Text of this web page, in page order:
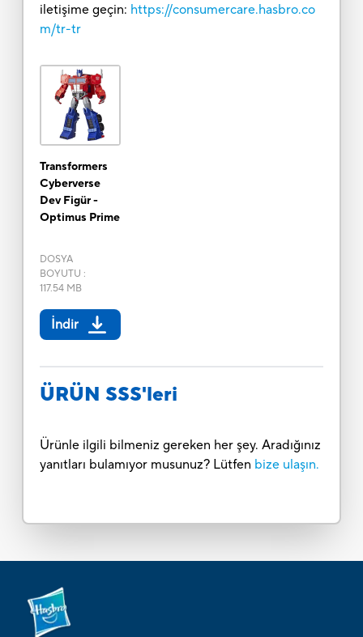
iletişime geçin: https://consumercare.hasbro.co
m/tr-tr
Transformers
Cyberverse
Dev Figür -
Optimus Prime
DOSYA
BOYUTU :
117.54 MB
İndir
ÜRÜN SSS'leri
Ürünle ilgili bilmeniz gereken her şey. Aradığınız
yanıtları bulamıyor musunuz? Lütfen bize ulaşın.